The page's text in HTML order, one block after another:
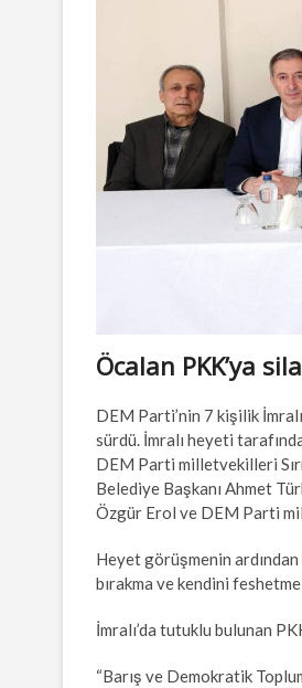
Öcalan PKK’ya
DEM Parti’nin 7 kişilik
sürdü. İmralı heyeti
DEM Parti milletvekilleri
Belediye Başkanı Ahmet
Özgür Erol ve DEM Parti
Heyet görüşmenin ardından
bırakma ve kendini feshetme
İmralı’da tutuklu bulunan
“Barış ve Demokratik